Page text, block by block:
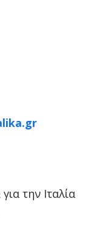
την Ιταλία